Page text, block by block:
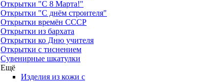
Открытки "С 8 Марта!"
Открытки "С днём строителя"
Открытки времён СССР
Открытки из бархата
Открытки ко Дню учителя
Открытки с тиснением
Сувенирные шкатулки
Ещё
Изделия из кожи с